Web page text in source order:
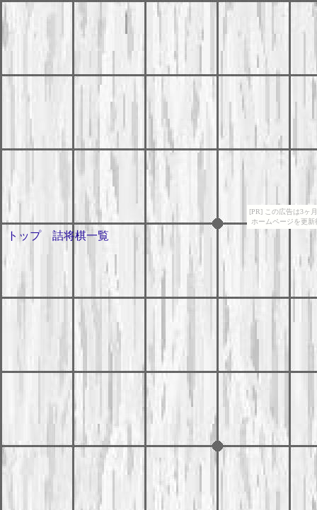
[PR] この広告は3ヶ
ホームページを更
トップ 詰将棋一覧